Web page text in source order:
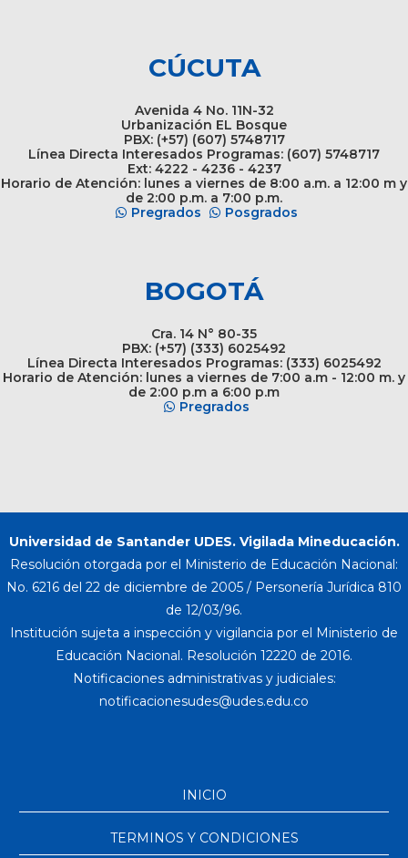
CÚCUTA
Avenida 4 No. 11N-32
Urbanización EL Bosque
PBX: (+57) (607) 5748717
Línea Directa Interesados Programas: (607) 5748717
Ext: 4222 - 4236 - 4237
Horario de Atención: lunes a viernes de 8:00 a.m. a 12:00 m y
de 2:00 p.m. a 7:00 p.m.
Pregrados
Posgrados
BOGOTÁ
Cra. 14 N° 80-35
PBX: (+57) (333) 6025492
Línea Directa Interesados Programas: (333) 6025492
Horario de Atención: lunes a viernes de 7:00 a.m - 12:00 m. y
de 2:00 p.m a 6:00 p.m
Pregrados
Universidad de Santander UDES. Vigilada Mineducación.
Resolución otorgada por el Ministerio de Educación Nacional:
No. 6216 del 22 de diciembre de 2005 / Personería Jurídica 810
de 12/03/96.
Institución sujeta a inspección y vigilancia por el Ministerio de
Educación Nacional. Resolución 12220 de 2016.
Notificaciones administrativas y judiciales:
INICIO
TERMINOS Y CONDICIONES